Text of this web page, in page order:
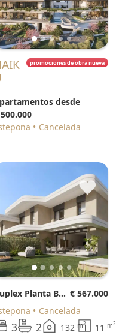
promociones de obra nueva
desde
Cancelada
♥
Duplex Planta Baja
€ 567.000
Cancelada
3 2 132 m2 11 m2